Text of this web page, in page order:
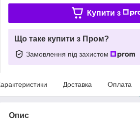
Купити з
Що таке купити з Пром?
Замовлення під захистом
Доставка Оплата
Опис